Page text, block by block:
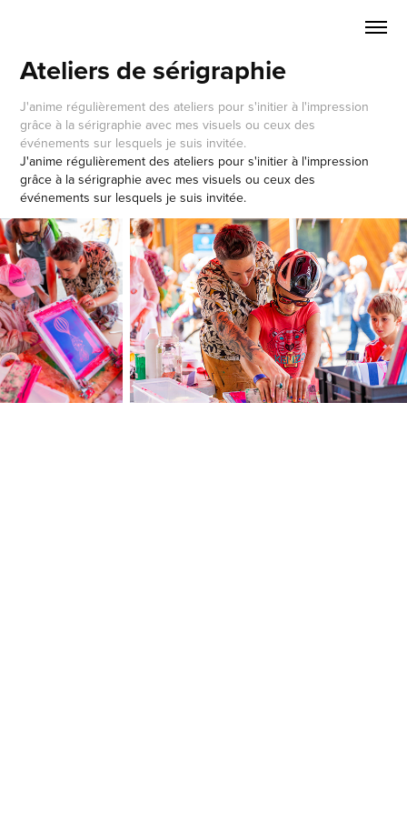
Ateliers de sérigraphie
J'anime régulièrement des ateliers pour s'initier à l'impression
grâce à la sérigraphie avec mes visuels ou ceux des
événements sur lesquels je suis invitée.
J'anime régulièrement des ateliers pour s'initier à l'impression
grâce à la sérigraphie avec mes visuels ou ceux des
événements sur lesquels je suis invitée.